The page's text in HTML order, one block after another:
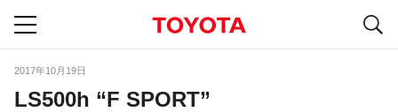
2017年10月19日
LS500h “F SPORT”